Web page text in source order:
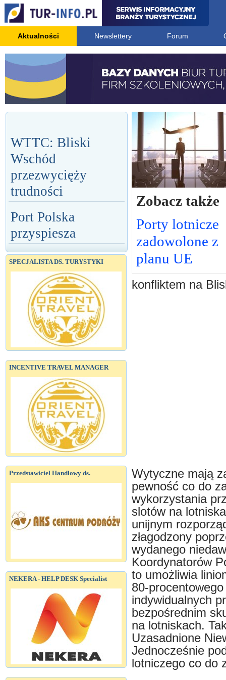
Aktualności Newslettery Forum
WTTC: Bliski
Wschód
przezwycięży
trudności
Port Polska
przyspiesza
SPECJALISTA DS. TURYSTYKI
INCENTIVE TRAVEL MANAGER
Przedstawiciel Handlowy ds.
NEKERA - HELP DESK Specialist
Zobacz także
Porty lotnicze
zadowolone z
planu UE
konfliktem na
Wytyczne mają
pewność co do
wykorzystania
slotów na
unijnym
złagodzony
wydanego
Koordynatorów
to umożliwia
80-
indywidualnych
bezpośrednim
na lotniskach.
Uzasadnione
Jednocześnie
lotniczego co do